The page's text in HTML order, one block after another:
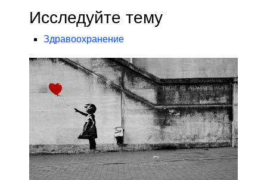
Исследуйте тему
Здравоохранение